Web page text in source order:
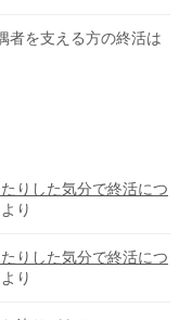
者を支える方の終活は
りした気分で終活につ
より
りした気分で終活につ
より